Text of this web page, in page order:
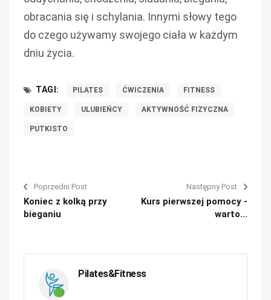
obracania się i schylania. Innymi słowy tego
do czego używamy swojego ciała w każdym
dniu życia.
TAGI: PILATES ĆWICZENIA FITNESS
KOBIETY ULUBIEŃCY AKTYWNOŚĆ FIZYCZNA
PUTKISTO
Poprzedni Post
Koniec z kolką przy
bieganiu
Następny Post
Kurs pierwszej pomocy -
warto...
Pilates&Fitness